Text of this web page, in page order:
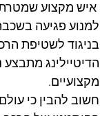
איש מקצוע
למנוע פגיעה
בניגוד לשטיפת
הדיטיילינג מתבצע
מקצועיים.
חשוב להבין כי